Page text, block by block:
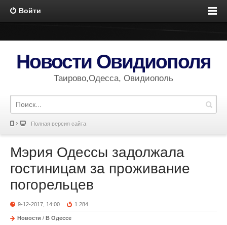
Войти
Новости Овидиополя
Таирово,Одесса, Овидиополь
Полная версия сайта
Мэрия Одессы задолжала
гостиницам за проживание
погорельцев
9-12-2017, 14:00 1 284
Новости / В Одессе